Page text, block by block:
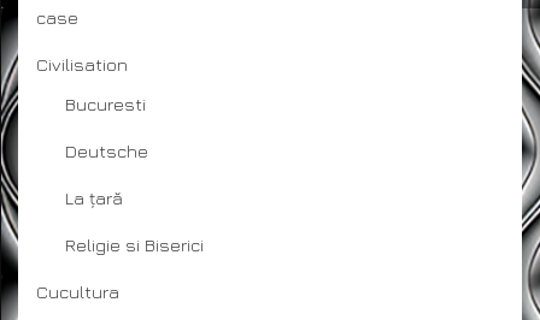
case
Civilisation
Bucuresti
Deutsche
La țară
Religie si Biserici
Cucultura